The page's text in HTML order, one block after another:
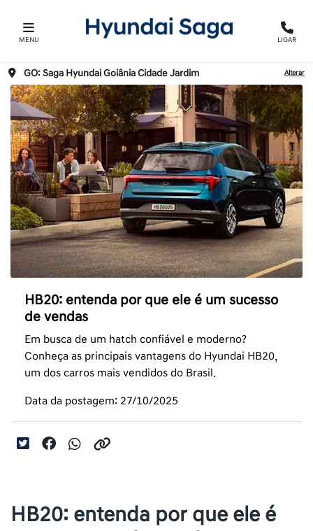
MENU LIGAR
GO: Saga Hyundai Goiânia Cidade Jardim Alterar
HB20: entenda por que ele é um sucesso
de vendas
Em busca de um hatch confiável e moderno?
Conheça as principais vantagens do Hyundai HB20,
um dos carros mais vendidos do Brasil.
Data da postagem: 27/10/2025
HB20: entenda por que ele é